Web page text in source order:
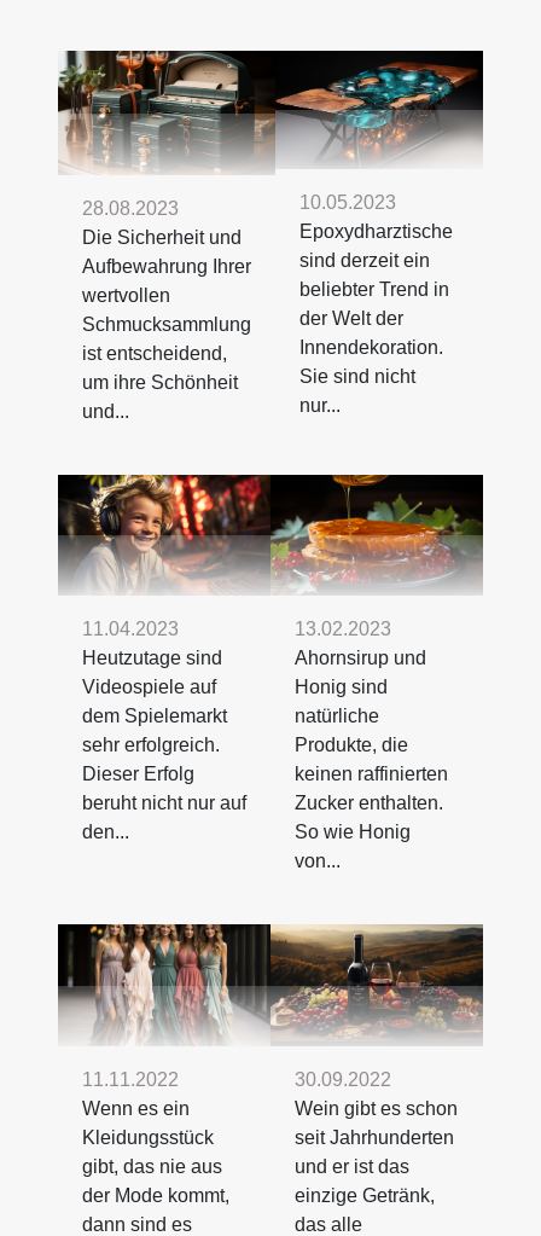
28.08.2023
Die Sicherheit und
Aufbewahrung Ihrer
wertvollen
Schmucksammlung
ist entscheidend,
um ihre Schönheit
und...
10.05.2023
Epoxydharztische
sind derzeit ein
beliebter Trend in
der Welt der
Innendekoration.
Sie sind nicht
nur...
11.04.2023
Heutzutage sind
Videospiele auf
dem Spielemarkt
sehr erfolgreich.
Dieser Erfolg
beruht nicht nur auf
den...
13.02.2023
Ahornsirup und
Honig sind
natürliche
Produkte, die
keinen raffinierten
Zucker enthalten.
So wie Honig
von...
11.11.2022
Wenn es ein
Kleidungsstück
gibt, das nie aus
der Mode kommt,
dann sind es
30.09.2022
Wein gibt es schon
seit Jahrhunderten
und er ist das
einzige Getränk,
das alle